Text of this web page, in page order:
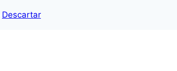
Descartar